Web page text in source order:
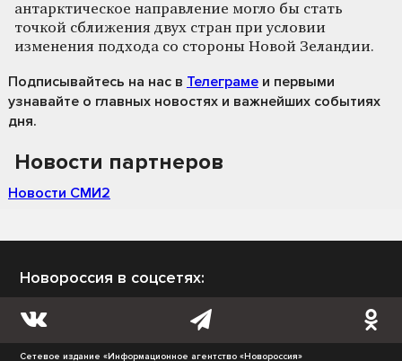
антарктическое направление могло бы стать
точкой сближения двух стран при условии
изменения подхода со стороны Новой Зеландии.
Подписывайтесь на нас в Телеграме и первыми
узнавайте о главных новостях и важнейших событиях
дня.
Новости партнеров
Новости СМИ2
Новороссия в соцсетях:
Сетевое издание «Информационное агентство «Новороссия»